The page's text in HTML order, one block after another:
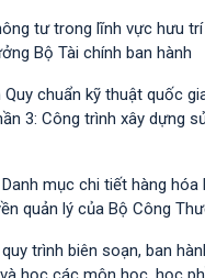
tư trong lĩnh vực hưu
Bộ Tài chính ban hành
Quy chuẩn kỹ thuật quốc
3: Công trình xây dựng
mục chi tiết hàng
quản lý của Bộ Công
trình biên soạn, ban